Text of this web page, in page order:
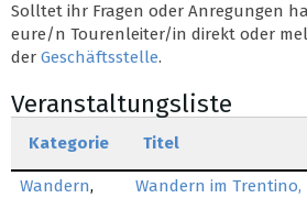
Solltet ihr Fragen oder Anregungen
eure/n Tourenleiter/in direkt oder
der Geschäftsstelle.
Veranstaltungsliste
Kategorie Titel
Wandern,
Wandern im Trentino,